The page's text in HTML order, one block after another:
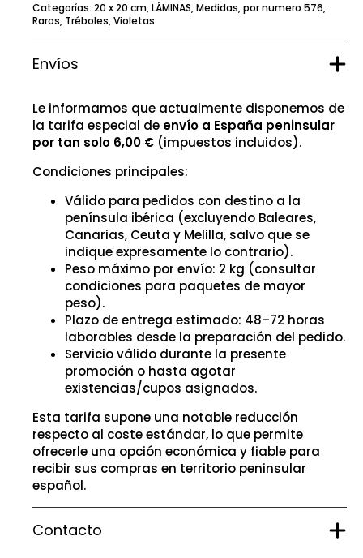
Categorías: 20 x 20 cm,LÁMINAS,Medidas,por numero 576,
Raros, Tréboles,Violetas
Envíos
Le informamos que actualmente disponemos de
la tarifa especial de envío a España peninsular
por tan solo 6,00 € (impuestos incluidos).
Condiciones principales:
Válido para pedidos con destino a la
península ibérica (excluyendo Baleares,
Canarias, Ceuta y Melilla, salvo que se
indique expresamente lo contrario).
Peso máximo por envío: 2 kg (consultar
condiciones para paquetes de mayor
peso).
Plazo de entrega estimado: 48–72 horas
laborables desde la preparación del pedido.
Servicio válido durante la presente
promoción o hasta agotar
existencias/cupos asignados.
Esta tarifa supone una notable reducción
respecto al coste estándar, lo que permite
ofrecerle una opción económica y fiable para
recibir sus compras en territorio peninsular
español.
Contacto